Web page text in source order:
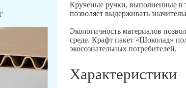
Крученые ручки, выполненные в
позволяет выдерживать
Экологичность материалов
среде. Крафт пакет «Шоколад»
экосознательных потребителей.
Характеристики